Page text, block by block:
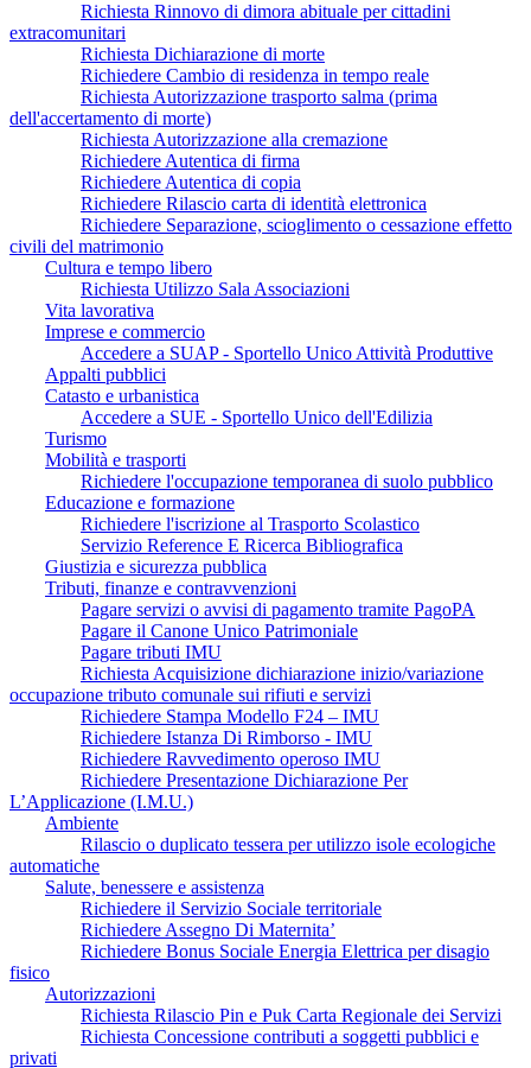
Richiesta Rinnovo di dimora abituale per cittadini
extracomunitari
Richiesta Dichiarazione di morte
Richiedere Cambio di residenza in tempo reale
Richiesta Autorizzazione trasporto salma (prima
dell'accertamento di morte)
Richiesta Autorizzazione alla cremazione
Richiedere Autentica di firma
Richiedere Autentica di copia
Richiedere Rilascio carta di identità elettronica
Richiedere Separazione, scioglimento o cessazione effetto
civili del matrimonio
Cultura e tempo libero
Richiesta Utilizzo Sala Associazioni
Vita lavorativa
Imprese e commercio
Accedere a SUAP - Sportello Unico Attività Produttive
Appalti pubblici
Catasto e urbanistica
Accedere a SUE - Sportello Unico dell'Edilizia
Turismo
Mobilità e trasporti
Richiedere l'occupazione temporanea di suolo pubblico
Educazione e formazione
Richiedere l'iscrizione al Trasporto Scolastico
Servizio Reference E Ricerca Bibliografica
Giustizia e sicurezza pubblica
Tributi, finanze e contravvenzioni
Pagare servizi o avvisi di pagamento tramite PagoPA
Pagare il Canone Unico Patrimoniale
Pagare tributi IMU
Richiesta Acquisizione dichiarazione inizio/variazione
occupazione tributo comunale sui rifiuti e servizi
Richiedere Stampa Modello F24 – IMU
Richiedere Istanza Di Rimborso - IMU
Richiedere Ravvedimento operoso IMU
Richiedere Presentazione Dichiarazione Per
L’Applicazione (I.M.U.)
Ambiente
Rilascio o duplicato tessera per utilizzo isole ecologiche
automatiche
Salute, benessere e assistenza
Richiedere il Servizio Sociale territoriale
Richiedere Assegno Di Maternita’
Richiedere Bonus Sociale Energia Elettrica per disagio
fisico
Autorizzazioni
Richiesta Rilascio Pin e Puk Carta Regionale dei Servizi
Richiesta Concessione contributi a soggetti pubblici e
privati